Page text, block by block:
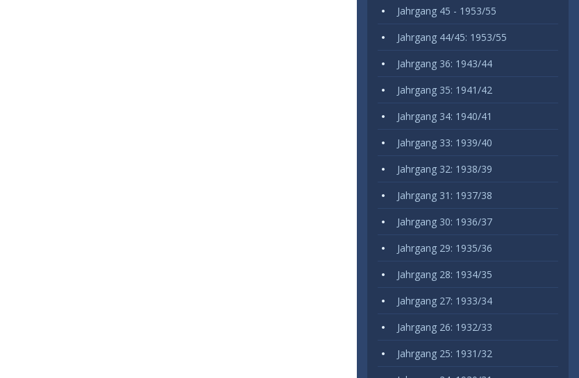
Jahrgang 45 - 1953/55
Jahrgang 44/45: 1953/55
Jahrgang 36: 1943/44
Jahrgang 35: 1941/42
Jahrgang 34: 1940/41
Jahrgang 33: 1939/40
Jahrgang 32: 1938/39
Jahrgang 31: 1937/38
Jahrgang 30: 1936/37
Jahrgang 29: 1935/36
Jahrgang 28: 1934/35
Jahrgang 27: 1933/34
Jahrgang 26: 1932/33
Jahrgang 25: 1931/32